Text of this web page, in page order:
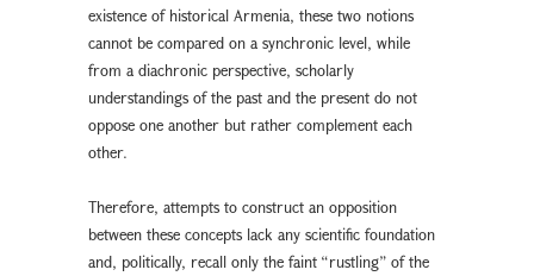
existence of historical Armenia, these two notions
cannot be compared on a synchronic level, while
from a diachronic perspective, scholarly
understandings of the past and the present do not
oppose one another but rather complement each
other.
Therefore, attempts to construct an opposition
between these concepts lack any scientific foundation
and, politically, recall only the faint “rustling” of the